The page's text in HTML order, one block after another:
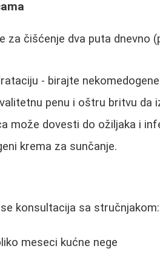
za čišćenje dva puta dnevno
- birajte
penu i oštru britvu da
može dovesti do ožiljaka i
krema za sunčanje.
konsultacija sa stručnjakom:
meseci kućne nege